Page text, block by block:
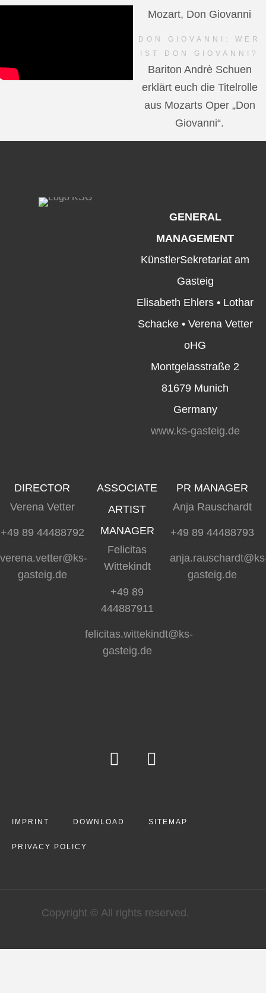
Mozart, Don Giovanni
DON GIOVANNI: WER
IST DON GIOVANNI?
Bariton Andrè Schuen
erklärt euch die Titelrolle
aus Mozarts Oper „Don
Giovanni“.
GENERAL
MANAGEMENT
KünstlerSekretariat am
Gasteig
Elisabeth Ehlers • Lothar
Schacke • Verena Vetter
oHG
Montgelasstraße 2
81679 Munich
Germany
www.ks-gasteig.de
DIRECTOR
Verena Vetter
+49 89 44488792
verena.vetter@ks-
gasteig.de
ASSOCIATE
ARTIST
MANAGER
Felicitas
Wittekindt
+49 89
444887911
felicitas.wittekindt@ks-
gasteig.de
PR MANAGER
Anja Rauschardt
+49 89 44488793
gasteig.de
IMPRINT DOWNLOAD SITEMAP
PRIVACY POLICY
Copyright © All rights reserved.